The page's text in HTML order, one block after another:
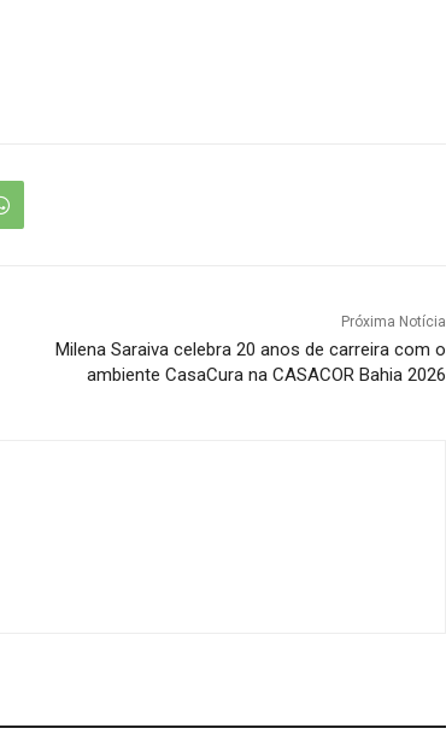
Próxima Notícia
Milena Saraiva celebra 20 anos de carreira com o
ambiente CasaCura na CASACOR Bahia 2026